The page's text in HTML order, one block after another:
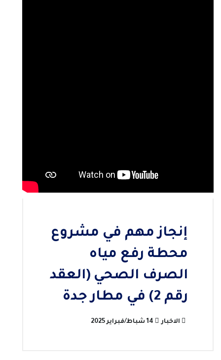
إنجاز مهم في مشروع
محطة رفع مياه
الصرف الصحي (العقد
رقم 2) في مطار جدة
الاخبار 14 شباط/فبراير 2025